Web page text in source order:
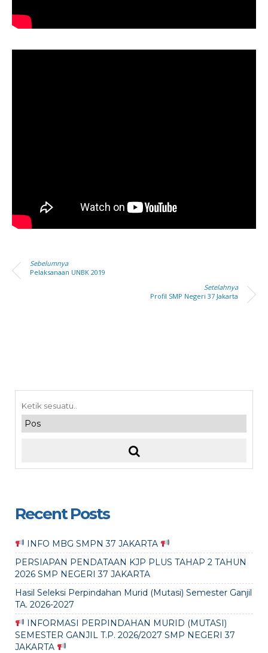
Sebelumnya
Pelaksanaan UNBK 2019
Setelahnya
Profil SMP Negeri 37 Jakarta
Recent Posts
INFO MBG SMPN 37 JAKARTA
PERSIAPAN PENDATAAN KJP PLUS TAHAP 2 TAHUN
2026 SMP NEGERI 37 JAKARTA
Hasil Seleksi Perpindahan Murid (Mutasi) Semester Ganjil
TA. 2026-2027
INFORMASI PERPINDAHAN MURID (MUTASI)
SEMESTER GANJIL T.P. 2026/2027 SMP NEGERI 37
JAKARTA